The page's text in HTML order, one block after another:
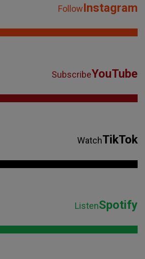
FollowInstagram
SubscribeYouTube
WatchTikTok
ListenSpotify